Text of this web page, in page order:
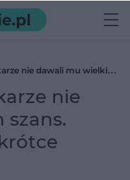
nie dawali mu wielkich
lata
nie